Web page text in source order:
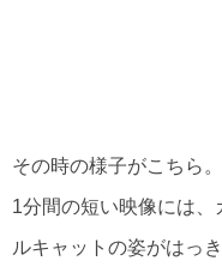
その時の様子がこちら。
1分間の短い映像には
ルキャットの姿がはっ